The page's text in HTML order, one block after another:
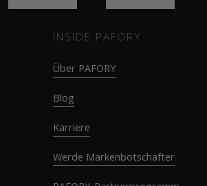
INSIDE PAFORY
Über PAFORY
Blog
Karriere
Werde Markenbotschafter